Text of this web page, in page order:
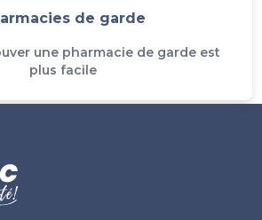
de garde
une pharmacie de garde est
plus facile